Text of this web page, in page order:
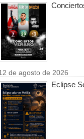
de agosto de 2026
Eclipse